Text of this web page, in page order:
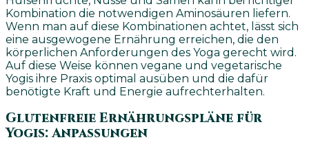
Kombination die notwendigen Aminosäuren liefern.
Wenn man auf diese Kombinationen achtet, lässt sich
eine ausgewogene Ernährung erreichen, die den
körperlichen Anforderungen des Yoga gerecht wird.
Auf diese Weise können vegane und vegetarische
Yogis ihre Praxis optimal ausüben und die dafür
benötigte Kraft und Energie aufrechterhalten.
Glutenfreie Ernährungspläne für
Yogis: Anpassungen